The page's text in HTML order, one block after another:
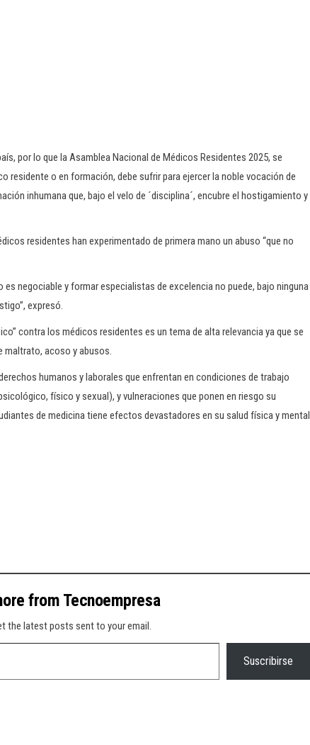
por lo que la Asamblea Nacional de Médicos Residentes 2025, se
residente o en formación, debe sufrir para ejercer la noble vocación de
inhumana que, bajo el velo de ´disciplina´, encubre el hostigamiento y
residentes han experimentado de primera mano un abuso “que no
negociable y formar especialistas de excelencia no puede, bajo ninguna
expresó.
contra los médicos residentes es un tema de alta relevancia ya que se
maltrato, acoso y abusos.
humanos y laborales que enfrentan en condiciones de trabajo
físico y sexual), y vulneraciones que ponen en riesgo su
de medicina tiene efectos devastadores en su salud física y mental
from Tecnoempresa
the latest posts sent to your email.
Suscribirse